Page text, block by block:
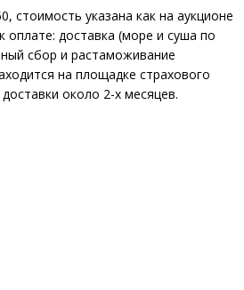
cтоимость указана как на аукционе
доставка (море и суша по
сбор и растаможивание
на площадке страхового
около 2-х месяцев.